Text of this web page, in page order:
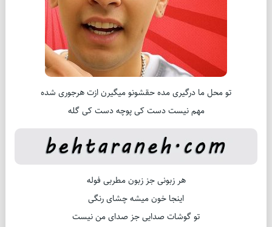
تو محل ما درگیری مده حقشونو میگیرن ازت هرجوری شده
مهم نیست دست کی پوچه دست کی گله
هر زبونی جز زبون مطربی فوله
اینجا خون میشه چشای رنگی
تو گوشات صدایی جز صدای من نیست